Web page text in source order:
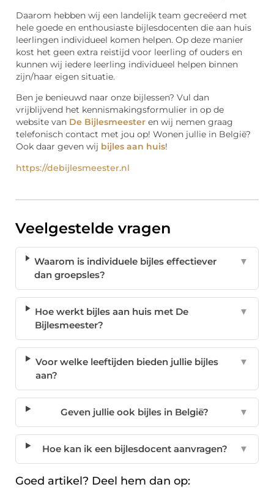
Daarom hebben wij een landelijk team gecreëerd met
hele goede en enthousiaste bijlesdocenten die aan huis
leerlingen individueel komen helpen. Op deze manier
kost het geen extra reistijd voor leerling of ouders en
kunnen wij iedere leerling individueel helpen binnen
zijn/haar eigen situatie.
Ben je benieuwd naar onze bijlessen? Vul dan
vrijblijvend het kennismakingsformulier in op de
website van De Bijlesmeester en wij nemen graag
telefonisch contact met jou op! Wonen jullie in België?
Ook daar geven wij bijles aan huis!
https://debijlesmeester.nl
Veelgestelde vragen
Waarom is individuele bijles effectiever
dan groepsles?
▼
Hoe werkt bijles aan huis met De
Bijlesmeester?
▼
Voor welke leeftijden bieden jullie bijles
aan?
▼
Geven jullie ook bijles in België? ▼
Hoe kan ik een bijlesdocent aanvragen? ▼
Goed artikel? Deel hem dan op: